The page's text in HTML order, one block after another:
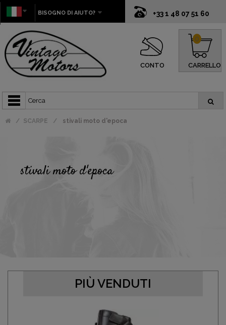
+33 1 48 07 51 60
BISOGNO DI AIUTO?
CONTO CARRELLO
0
SCARPE stivali moto d'epoca
stivali moto d'epoca
PIÙ VENDUTI